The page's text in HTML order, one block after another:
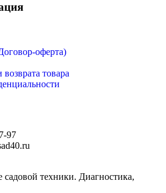
оферта)
товара
97
техники. Диагностика,